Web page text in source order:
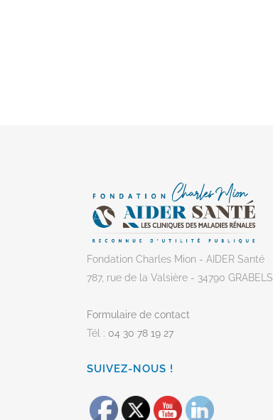
Fondation Charles Mion - AIDER Santé
787, rue de la Valsière - 34790 GRABELS
Formulaire de contact
Tél : 04 30 78 19 27
SUIVEZ-NOUS !